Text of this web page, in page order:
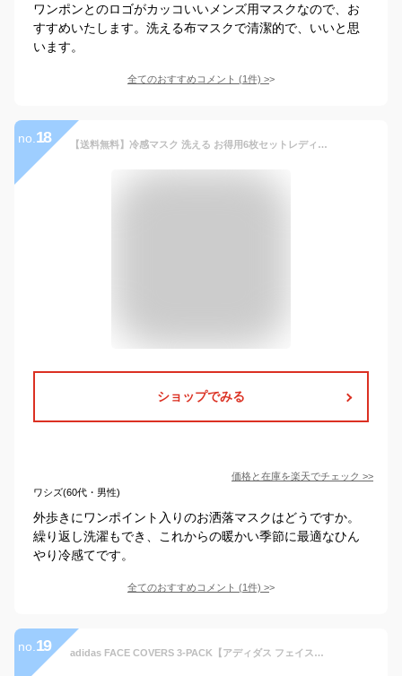
ワンポンとのロゴがカッコいいメンズ用マスクなので、お
すすめいたします。洗える布マスクで清潔的で、いいと思
います。
全てのおすすめコメント (1件) >
no. 18 【送料無料】冷感マスク 洗える お得用6枚セットレディース メンズ 大人花粉対策 夏用マスク 夏用薄いマスク 繰り返し使える ワンポイント マスク おしゃれ ひんやり接触冷感 ハート ブラック ピンク グレー ブルー シンプル 大人可愛い 選べるカラー
ショップでみる
価格と在庫を楽天でチェック >>
ワシズ(60代・男性)
外歩きにワンポイント入りのお洒落マスクはどうですか。
繰り返し洗濯もでき、これからの暖かい季節に最適なひん
やり冷感てです。
全てのおすすめコメント (1件) >
no. 19 adidas FACE COVERS 3-PACK【アディダス フェイスカバー スポーツ マスク】【大人 子供 キッズ 男性 女性 男女兼用 メンズ レディース】【ブラック 黒 ホワイト 白 ブルー 青 レッド 赤】6 COLORS (同色3枚セット)